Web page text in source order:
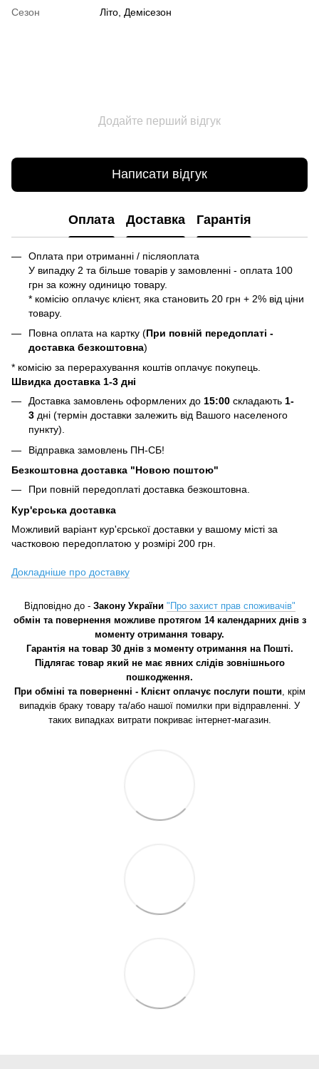
Сезон
Літо, Демісезон
Додайте перший відгук
Написати відгук
Оплата Доставка Гарантія
Оплата при отриманні / післяоплата
У випадку 2 та більше товарів у замовленні - оплата 100
грн за кожну одиницю товару.
* комісію оплачує клієнт, яка становить 20 грн + 2% від ціни
товару.
Повна оплата на картку (При повній передоплаті -
доставка безкоштовна)
* комісію за перерахування коштів оплачує покупець.
Швидка доставка 1-3 дні
Доставка замовлень оформлених до 15:00 складають 1-
3 дні (термін доставки залежить від Вашого населеного
пункту).
Відправка замовлень ПН-СБ!
Безкоштовна доставка "Новою поштою"
При повній передоплаті доставка безкоштовна.
Кур'єрська доставка
Можливий варіант кур'єрської доставки у вашому місті за
частковою передоплатою у розмірі 200 грн.
Докладніше про доставку
Відповідно до - Закону України "Про захист прав споживачів"
обмін та повернення можливе протягом 14 календарних днів з
моменту отримання товару.
Гарантія на товар 30 днів з моменту отримання на Пошті.
Підлягає товар який не має явних слідів зовнішнього
пошкодження.
При обміні та поверненні - Клієнт оплачує послуги пошти, крім
випадків браку товару та/або нашої помилки при відправленні. У
таких випадках витрати покриває інтернет-магазин.